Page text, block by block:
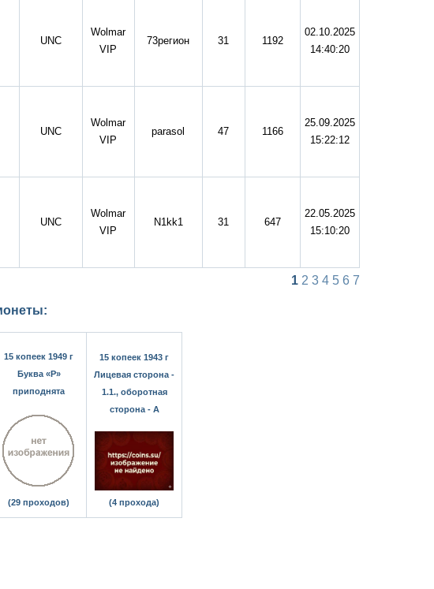
UNC
Wolmar
VIP
73регион 31 1192
02.10.2025
14:40:20
UNC
Wolmar
VIP
parasol 47 1166
25.09.2025
15:22:12
UNC
Wolmar
VIP
N1kk1 31 647
22.05.2025
15:10:20
1 2 3 4 5 6 7
15 копеек 1949 г
Буква «Р»
приподнята
(29 проходов)
15 копеек 1943 г
Лицевая сторона -
1.1., оборотная
сторона - А
(4 прохода)